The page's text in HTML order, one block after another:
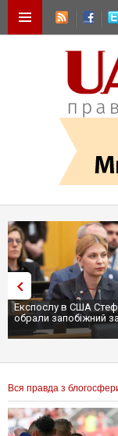
Експослу в США
обрали запобіжний
Вся правда з